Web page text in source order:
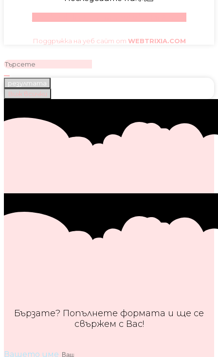
Поддръжка на уеб сайт от WEBTRIXIA.COM
резултата
Виж всички
Бързате? Попълнете формата и ще се
свържем с Вас!
Вашето име